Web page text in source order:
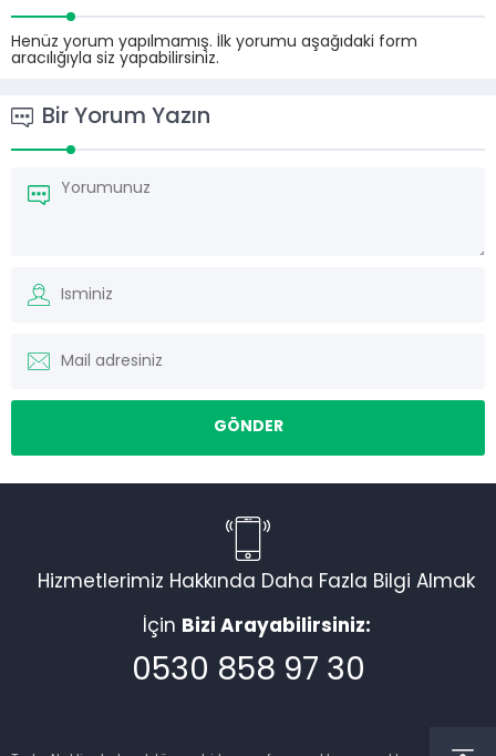
Henüz yorum yapılmamış. İlk yorumu aşağıdaki form
aracılığıyla siz yapabilirsiniz.
Bir Yorum Yazın
Hizmetlerimiz Hakkında Daha Fazla Bilgi Almak
İçin Bizi Arayabilirsiniz:
0530 858 97 30